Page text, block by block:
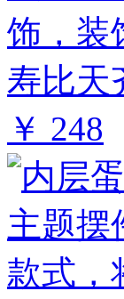
寿比天
￥ 248